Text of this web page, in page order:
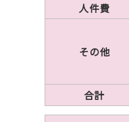
人件費
その他
合計